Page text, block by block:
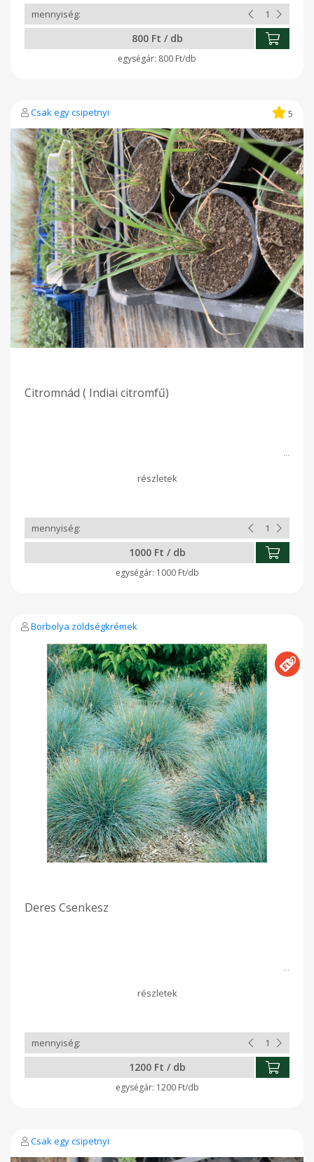
800 Ft / db
800 Ft/db
Csak egy csipetnyi 5
Citromnád ( Indiai citromfű)
1000 Ft / db
1000 Ft/db
Borbolya zöldségkrémek
Deres Csenkesz
1200 Ft / db
1200 Ft/db
Csak egy csipetnyi